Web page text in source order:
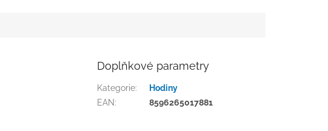
Doplňkové parametry
Kategorie:
Hodiny
EAN: 8596265017881